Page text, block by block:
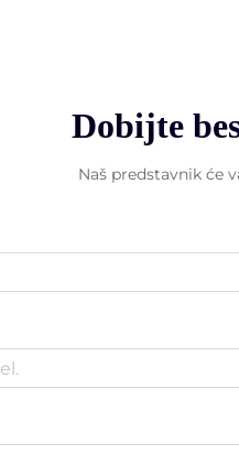
Dobijte
Naš predstavnik će